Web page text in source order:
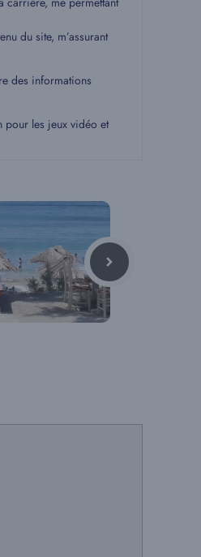
du site, m’assurant
des informations
pour les jeux vidéo et